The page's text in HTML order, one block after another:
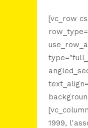
[vc_row
1999,